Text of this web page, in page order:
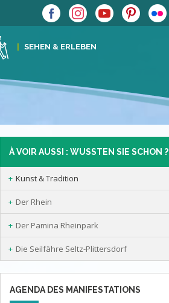
SEHEN & ERLEBEN
À VOIR AUSSI : WUSSTEN SIE SCHON ?
Kunst & Tradition
Der Rhein
Der Pamina Rheinpark
Die Seilfähre Seltz-Plittersdorf
AGENDA DES MANIFESTATIONS